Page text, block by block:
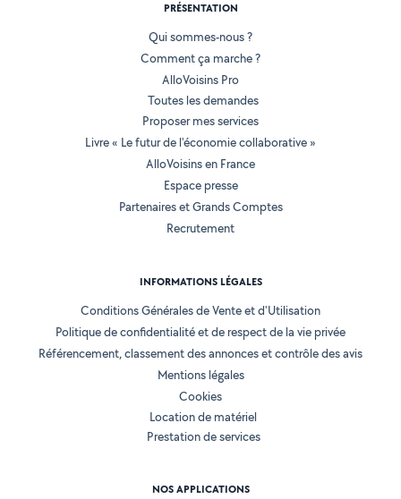
PRÉSENTATION
Qui sommes-nous ?
Comment ça marche ?
AlloVoisins Pro
Toutes les demandes
Proposer mes services
Livre « Le futur de l'économie collaborative »
AlloVoisins en France
Espace presse
Partenaires et Grands Comptes
Recrutement
INFORMATIONS LÉGALES
Conditions Générales de Vente et d'Utilisation
Politique de confidentialité et de respect de la vie privée
Référencement, classement des annonces et contrôle des avis
Mentions légales
Cookies
Location de matériel
Prestation de services
NOS APPLICATIONS